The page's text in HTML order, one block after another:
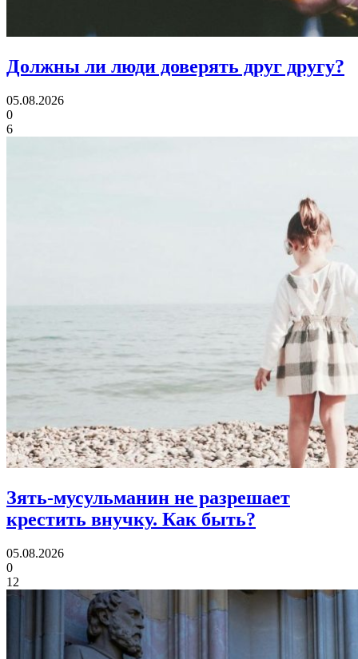
Должны ли люди доверять друг другу?
05.08.2026
0
6
Зять-мусульманин не разрешает
крестить внучку. Как быть?
05.08.2026
0
12